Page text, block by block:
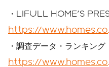
・LIFULL HOME'S
https://
・調査データ・ランキング
https://